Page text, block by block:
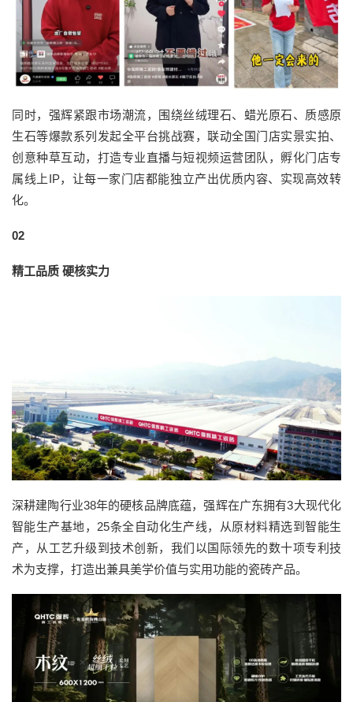
同时，强辉紧跟市场潮流，围绕丝绒理石、蜡光原石、质感原
生石等爆款系列发起全平台挑战赛，联动全国门店实景实拍、
创意种草互动，打造专业直播与短视频运营团队，孵化门店专
属线上IP，让每一家门店都能独立产出优质内容、实现高效转
化。
02
精工品质 硬核实力
深耕建陶行业38年的硬核品牌底蕴，强辉在广东拥有3大现代化
智能生产基地，25条全自动化生产线，从原材料精选到智能生
产，从工艺升级到技术创新，我们以国际领先的数十项专利技
术为支撑，打造出兼具美学价值与实用功能的瓷砖产品。